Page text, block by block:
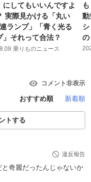
にしてもいいんですよ
実際見かける「丸い
ランプ」「青く光る
」それって合法？
乗りものニュース
動
の
コメント非表示
おすすめ順 新着順
トする
違反報告
奇麗だったんじゃないか